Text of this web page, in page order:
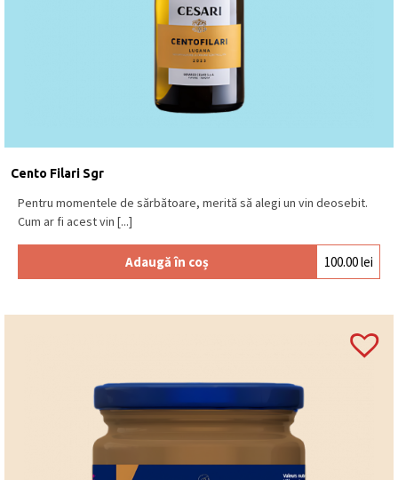
Cento Filari Sgr
Pentru momentele de sărbătoare, merită să alegi un vin deosebit.
Cum ar fi acest vin [...]
Adaugă în coș 100.00lei